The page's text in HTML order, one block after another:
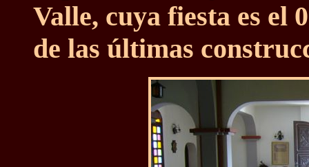
Valle, cuya fiesta es el
de las últimas